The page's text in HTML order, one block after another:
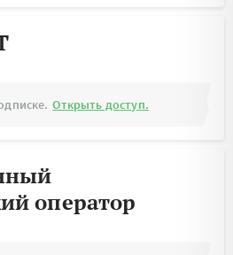
Открыть доступ.
оператор